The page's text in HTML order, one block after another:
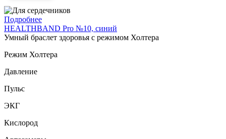
Подробнее
HEALTHBAND Pro №10, синий
Умный браслет здоровья с режимом Холтера
Режим Холтера
Давление
Пульс
ЭКГ
Кислород